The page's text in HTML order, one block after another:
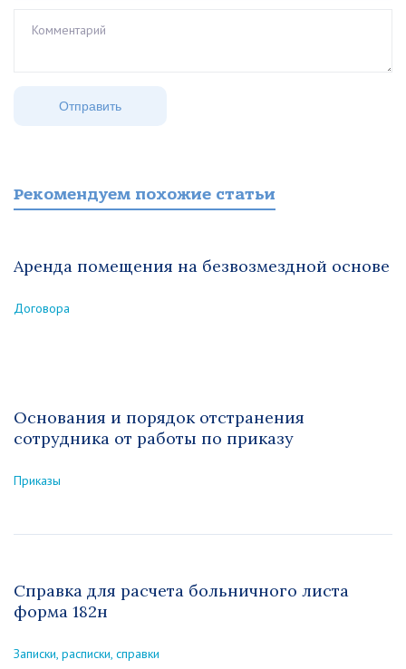
Рекомендуем похожие статьи
Аренда помещения на безвозмездной основе
Договора
Основания и порядок отстранения
сотрудника от работы по приказу
Приказы
Справка для расчета больничного листа
форма 182н
Записки, расписки, справки